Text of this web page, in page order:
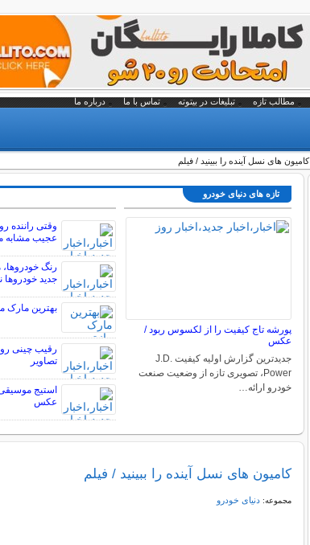
مطالب تازه تبلیغات در بیتوته تماس با ما درباره ما
کامیون های نسل آینده را ببینید / فیلم
تازه های دنیای خودرو
پورشه تاج کیفیت را از لکسوس ربود /
عکس
جدیدترین گزارش اولیه کیفیت J.D.
Power، تصویری تازه از وضعیت صنعت
خودرو ارائه…
وقتی راننده
عجیب مشابه
رنگ
جدید خودروها
بهترین مارک
تصاویر
استیج
عکس
کامیون های نسل آینده را ببینید / فیلم
مجموعه:دنیای خودرو